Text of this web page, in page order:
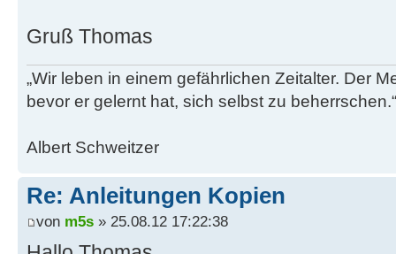
Gruß Thomas
„Wir leben in einem gefährlichen Zeitalter. Der
bevor er gelernt hat, sich selbst zu beherrschen.“
Albert Schweitzer
Re: Anleitungen Kopien
von m5s » 25.08.12 17:22:38